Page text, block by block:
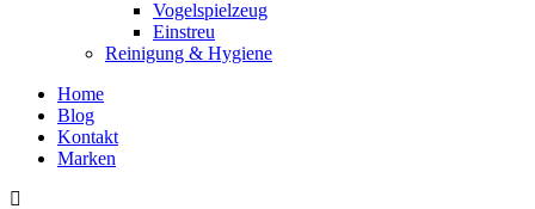
Vogelspielzeug
Einstreu
Reinigung & Hygiene
Home
Blog
Kontakt
Marken